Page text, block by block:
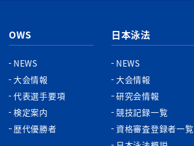
OWS
NEWS
大会情報
代表選手要項
検定案内
歴代優勝者
日本泳法
NEWS
大会情報
研究会情報
競技記録一覧
資格審査登録者一覧